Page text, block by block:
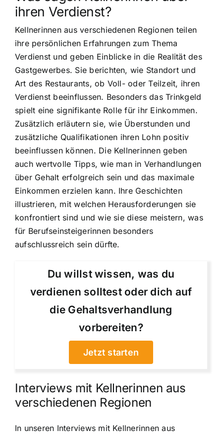
ihren Verdienst?
Kellnerinnen aus verschiedenen Regionen teilen
ihre persönlichen Erfahrungen zum Thema
Verdienst und geben Einblicke in die Realität des
Gastgewerbes. Sie berichten, wie Standort und
Art des Restaurants, ob Voll- oder Teilzeit, ihren
Verdienst beeinflussen. Besonders das Trinkgeld
spielt eine signifikante Rolle für ihr Einkommen.
Zusätzlich erläutern sie, wie Überstunden und
zusätzliche Qualifikationen ihren Lohn positiv
beeinflussen können. Die Kellnerinnen geben
auch wertvolle Tipps, wie man in Verhandlungen
über Gehalt erfolgreich sein und das maximale
Einkommen erzielen kann. Ihre Geschichten
illustrieren, mit welchen Herausforderungen sie
konfrontiert sind und wie sie diese meistern, was
für Berufseinsteigerinnen besonders
aufschlussreich sein dürfte.
Du willst wissen, was du
verdienen solltest oder dich auf
die Gehaltsverhandlung
vorbereiten?
Jetzt starten
Interviews mit Kellnerinnen aus
verschiedenen Regionen
In unseren Interviews mit Kellnerinnen aus